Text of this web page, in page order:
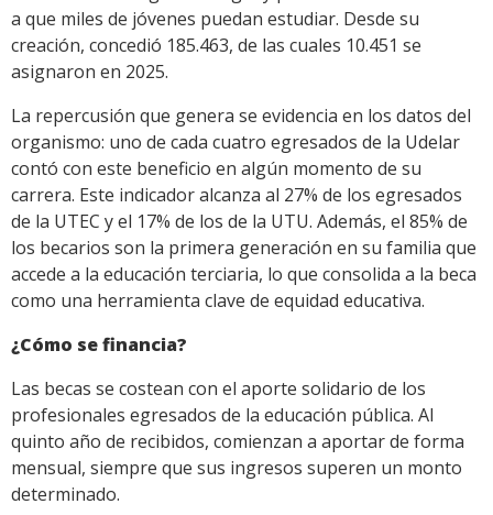
a que miles de jóvenes puedan estudiar. Desde su
creación, concedió 185.463, de las cuales 10.451 se
asignaron en 2025.
La repercusión que genera se evidencia en los datos del
organismo: uno de cada cuatro egresados de la Udelar
contó con este beneficio en algún momento de su
carrera. Este indicador alcanza al 27% de los egresados
de la UTEC y el 17% de los de la UTU. Además, el 85% de
los becarios son la primera generación en su familia que
accede a la educación terciaria, lo que consolida a la beca
como una herramienta clave de equidad educativa.
¿Cómo se financia?
Las becas se costean con el aporte solidario de los
profesionales egresados de la educación pública. Al
quinto año de recibidos, comienzan a aportar de forma
mensual, siempre que sus ingresos superen un monto
determinado.